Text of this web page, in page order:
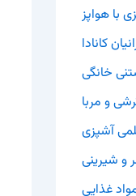
با هواپز
کانادا
خانگی
و مربا
آشپزی
و شیرینی
غذایی